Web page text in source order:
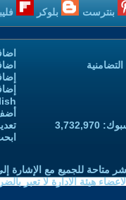
بنترست بلوكر
متاحة للجميع مع الإشارة
هيئة الادارة لا تعبر